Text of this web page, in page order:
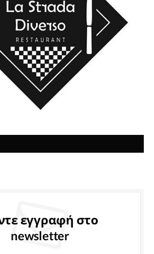
εγγραφή στο
newsletter